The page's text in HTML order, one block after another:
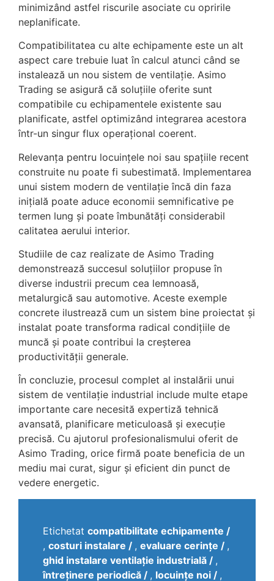
minimizând astfel riscurile asociate cu opririle
neplanificate.
Compatibilitatea cu alte echipamente este un alt
aspect care trebuie luat în calcul atunci când se
instalează un nou sistem de ventilație. Asimo
Trading se asigură că soluțiile oferite sunt
compatibile cu echipamentele existente sau
planificate, astfel optimizând integrarea acestora
într-un singur flux operațional coerent.
Relevanța pentru locuințele noi sau spațiile recent
construite nu poate fi subestimată. Implementarea
unui sistem modern de ventilație încă din faza
inițială poate aduce economii semnificative pe
termen lung și poate îmbunătăți considerabil
calitatea aerului interior.
Studiile de caz realizate de Asimo Trading
demonstrează succesul soluțiilor propuse în
diverse industrii precum cea lemnoasă,
metalurgică sau automotive. Aceste exemple
concrete ilustrează cum un sistem bine proiectat și
instalat poate transforma radical condițiile de
muncă și poate contribui la creșterea
productivității generale.
În concluzie, procesul complet al instalării unui
sistem de ventilație industrial include multe etape
importante care necesită expertiză tehnică
avansată, planificare meticuloasă și execuție
precisă. Cu ajutorul profesionalismului oferit de
Asimo Trading, orice firmă poate beneficia de un
mediu mai curat, sigur și eficient din punct de
vedere energetic.
Etichetat compatibilitate echipamente
, costuri instalare , evaluare cerințe
,
ghid instalare ventilație industrială
,
întreținere periodică
, locuințe noi
,